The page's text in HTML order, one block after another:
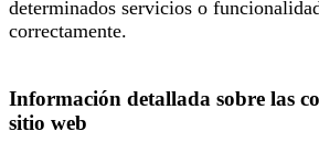
determinados servicios o
correctamente.
Información detallada sobre las
sitio web